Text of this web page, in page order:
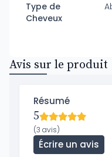
Type de
Cheveux
Avis sur le produit
Résumé
5
(3 avis)
Écrire un avis